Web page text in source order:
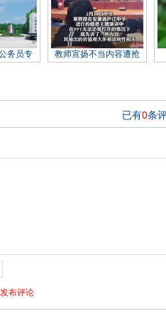
务员专 教师宣扬不当内容遭抢